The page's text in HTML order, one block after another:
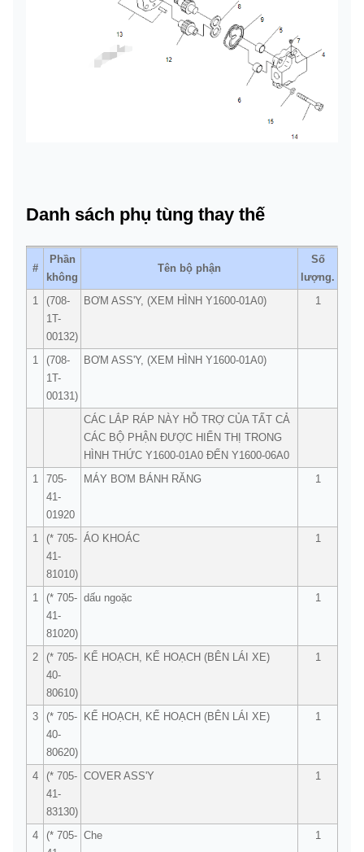
Danh sách phụ tùng thay thế
#
Phần
không
Tên bộ phận
Số
lượng.
1
(708-
1T-
00132)
BƠM ASS'Y, (XEM HÌNH Y1600-01A0) 1
1
(708-
1T-
00131)
BƠM ASS'Y, (XEM HÌNH Y1600-01A0)
CÁC LẮP RÁP NÀY HỖ TRỢ CỦA TẤT CẢ
CÁC BỘ PHẬN ĐƯỢC HIỂN THỊ TRONG
HÌNH THỨC Y1600-01A0 ĐẾN Y1600-06A0
1
705-
41-
01920
MÁY BƠM BÁNH RĂNG 1
1
(* 705-
41-
81010)
ÁO KHOÁC 1
1
(* 705-
41-
81020)
dấu ngoặc 1
2
(* 705-
40-
80610)
KẾ HOẠCH, KẾ HOẠCH (BÊN LÁI XE) 1
3
(* 705-
40-
80620)
KẾ HOẠCH, KẾ HOẠCH (BÊN LÁI XE) 1
4
(* 705-
41-
83130)
COVER ASS'Y 1
4
(* 705- Che 1